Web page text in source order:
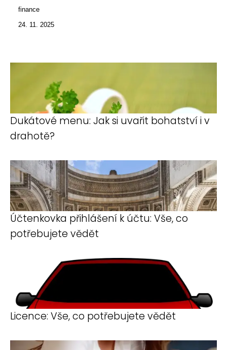
finance
24. 11. 2025
Dukátové menu: Jak si uvařit bohatství i v
drahotě?
Účtenkovka přihlášení k účtu: Vše, co
potřebujete vědět
Licence: Vše, co potřebujete vědět